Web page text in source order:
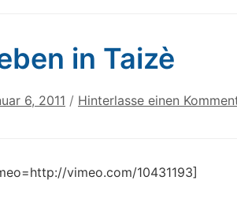
in Taizè
6, 2011 / Hinterlasse einen
vimeo.com/10431193]